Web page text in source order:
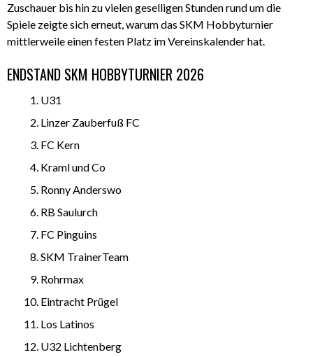
Zuschauer bis hin zu vielen geselligen Stunden rund um die
Spiele zeigte sich erneut, warum das SKM Hobbyturnier
mittlerweile einen festen Platz im Vereinskalender hat.
ENDSTAND SKM HOBBYTURNIER 2026
U31
Linzer Zauberfuß FC
FC Kern
Kraml und Co
Ronny Anderswo
RB Saulurch
FC Pinguins
SKM TrainerTeam
Rohrmax
Eintracht Prügel
Los Latinos
U32 Lichtenberg